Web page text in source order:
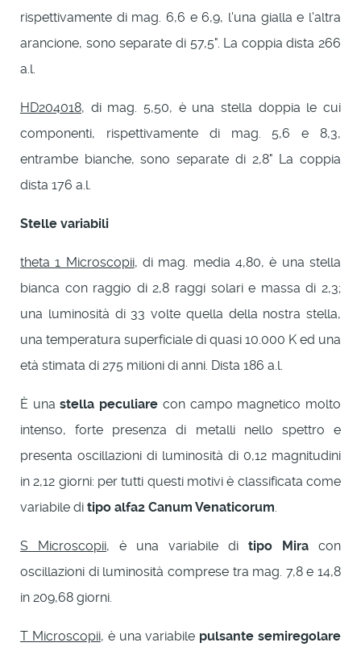
rispettivamente di mag. 6,6 e 6,9, l'una gialla e l'altra
arancione, sono separate di 57,5". La coppia dista 266
a.l.
HD204018, di mag. 5,50, è una stella doppia le cui
componenti, rispettivamente di mag. 5,6 e 8,3,
entrambe bianche, sono separate di 2,8" La coppia
dista 176 a.l.
Stelle variabili
theta 1 Microscopii, di mag. media 4,80, è una stella
bianca con raggio di 2,8 raggi solari e massa di 2,3;
una luminosità di 33 volte quella della nostra stella,
una temperatura superficiale di quasi 10.000 K ed una
età stimata di 275 milioni di anni. Dista 186 a.l.
È unastella peculiare con campo magnetico molto
intenso, forte presenza di metalli nello spettro e
presenta oscillazioni di luminosità di 0,12 magnitudini
in 2,12 giorni: per tutti questi motivi è classificata come
variabile di tipo alfa2 Canum Venaticorum.
S Microscopii, è una variabile di tipo Mira con
oscillazioni di luminosità comprese tra mag. 7,8 e 14,8
in 209,68 giorni.
T Microscopii, è una variabile pulsante semiregolare